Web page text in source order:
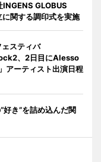
INGENS GLOBUS
関する調印式を実施
スティバ
2日目にAlesso
ーティスト出演日程
き”を詰め込んだ関